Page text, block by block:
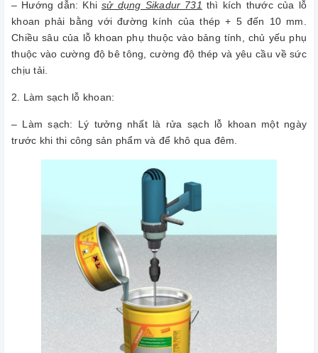
– Hướng dẫn: Khisử dụng Sikadur 731 thì kích thước của lỗ
khoan phải bằng với đường kính của thép + 5 đến 10 mm.
Chiều sâu của lỗ khoan phụ thuộc vào bảng tính, chủ yếu phụ
thuộc vào cường độ bê tông, cường độ thép và yêu cầu về sức
chịu tải.
2. Làm sạch lỗ khoan:
– Làm sạch: Lý tưởng nhất là rửa sạch lỗ khoan một ngày
trước khi thi công sản phẩm và để khô qua đêm.